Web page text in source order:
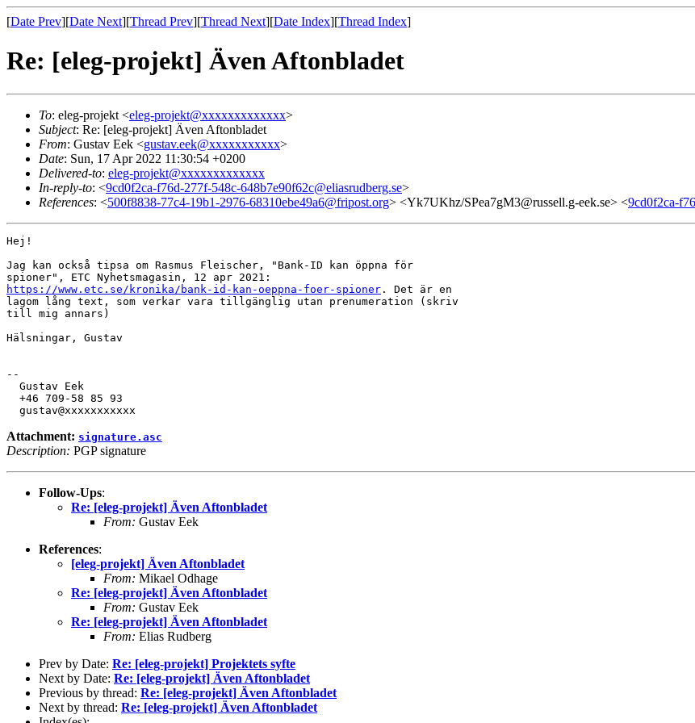
[Date Prev][Date Next][Thread Prev][Thread Next][Date Index][Thread Index]
Re: [eleg-projekt] Även Aftonbladet
To: eleg-projekt <eleg-projekt@xxxxxxxxxxxxx>
Subject: Re: [eleg-projekt] Även Aftonbladet
From: Gustav Eek <gustav.eek@xxxxxxxxxxx>
Date: Sun, 17 Apr 2022 11:30:54 +0200
Delivered-to: eleg-projekt@xxxxxxxxxxxxx
In-reply-to: <9cd0f2ca-f76d-277f-548c-648b7e90f62c@eliasrudberg.se>
References: <500f8838-77c4-19b1-2976-68310ebe49a6@fripost.org> <Yk7UKhz/SPea7gM3@russell.g-eek.se> <9cd0f2ca-
Hej!
Jag kan också tipsa om Rasmus Fleischer, "Bank-ID kan öppna för
https://www.etc.se/kronika/bank-id-kan-oeppna-foer-spioner . Det är en
lagom lång text, som verkar vara tillgänglig utan prenumeration (skriv
till mig annars)
Hälsningar, Gustav
--
  Gustav Eek
  +46 709-58 85 93
Attachment: signature.asc
Description: PGP signature
Follow-Ups:
Re: [eleg-projekt] Även Aftonbladet
From: Gustav Eek
References:
[eleg-projekt] Även Aftonbladet
From: Mikael Odhage
Re: [eleg-projekt] Även Aftonbladet
From: Gustav Eek
Re: [eleg-projekt] Även Aftonbladet
From: Elias Rudberg
Prev by Date: Re: [eleg-projekt] Projektets syfte
Next by Date: Re: [eleg-projekt] Även Aftonbladet
Previous by thread: Re: [eleg-projekt] Även Aftonbladet
Next by thread: Re: [eleg-projekt] Även Aftonbladet